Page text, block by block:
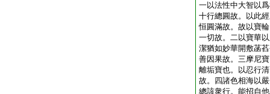
一以法性中大智以
十行總圓故。以此
恒圓滿故。故以寶
一切故。二以寶華
潔猶如妙華開敷菡
善因果故。三摩尼
離垢寶也。以忍行
故。四諸色相海以
總該衆行。能招自